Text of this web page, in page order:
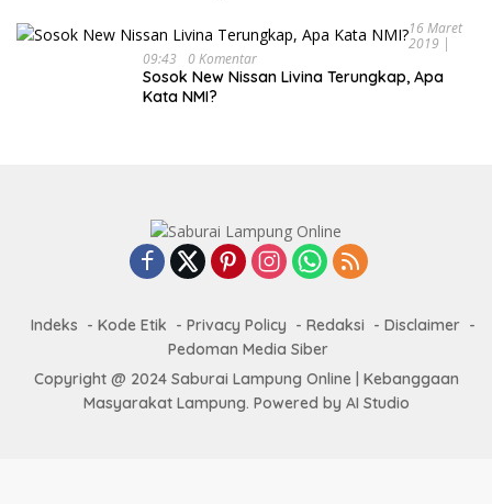
16 Maret
2019 |
09:43
0 Komentar
Sosok New Nissan Livina Terungkap, Apa
Kata NMI?
Indeks Kode Etik Privacy Policy Redaksi
Disclaimer
Pedoman Media Siber
Copyright @ 2024 Saburai Lampung Online | Kebanggaan
Masyarakat Lampung. Powered by AI Studio